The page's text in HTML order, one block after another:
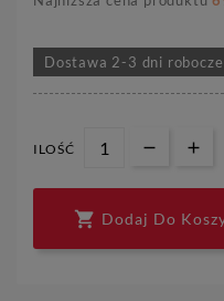
Dostawa 2-3 dni robocze
ILOŚĆ
 Dodaj Do